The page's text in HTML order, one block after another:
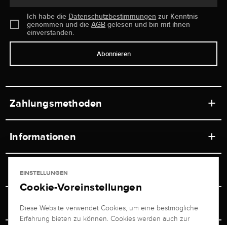
Ich habe die Datenschutzbestimmungen zur Kenntnis
genommen und dieAGB gelesen und bin mit ihnen
einverstanden.
Abonnieren
Zahlungsmethoden
Informationen
Ladengeschäft
Versand & Zahlung
Service
Newsletterabmeldung
Juwelier Brogle
EINSTELLUNGEN
Cookie-Voreinstellungen
Diese Website verwendet Cookies, um eine bestmögliche
Erfahrung bieten zu können. Cookies werden auch zur